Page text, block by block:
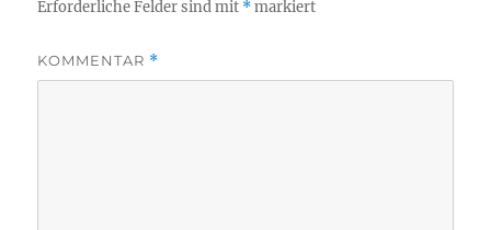
Erforderliche Felder sind mit *markiert
KOMMENTAR *